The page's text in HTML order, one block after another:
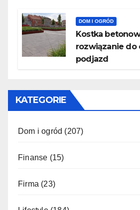
DOM I OGRÓD
Kostka
rozwiązanie do
podjazd
KATEGORIE
Dom i ogród (207)
Finanse (15)
Firma (23)